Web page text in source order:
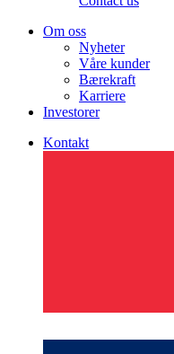
Om oss
Nyheter
Våre kunder
Bærekraft
Karriere
Investorer
Kontakt